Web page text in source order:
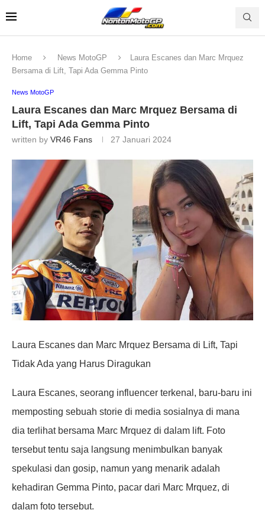
Home News MotoGP
Laura Escanes dan Marc Mrquez
Bersama di Lift, Tapi Ada Gemma Pinto
News MotoGP
Laura Escanes dan Marc Mrquez Bersama di
Lift, Tapi Ada Gemma Pinto
written by VR46 Fans 27 Januari 2024
Laura Escanes dan Marc Mrquez Bersama di Lift, Tapi
Tidak Ada yang Harus Diragukan
Laura Escanes, seorang influencer terkenal, baru-baru ini
memposting sebuah storie di media sosialnya di mana
dia terlihat bersama Marc Mrquez di dalam lift. Foto
tersebut tentu saja langsung menimbulkan banyak
spekulasi dan gosip, namun yang menarik adalah
kehadiran Gemma Pinto, pacar dari Marc Mrquez, di
dalam foto tersebut.